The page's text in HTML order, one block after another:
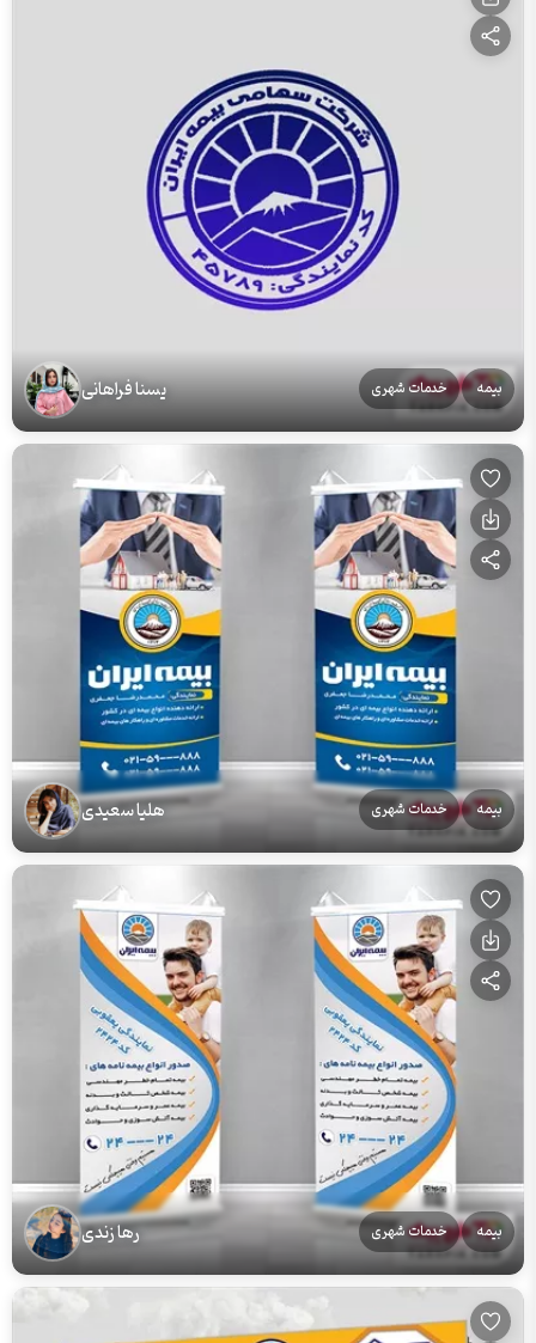
بیمه خدمات شهری یسنا فراهانی
بیمه خدمات شهری هلیا سعیدی
بیمه خدمات شهری رها زندی